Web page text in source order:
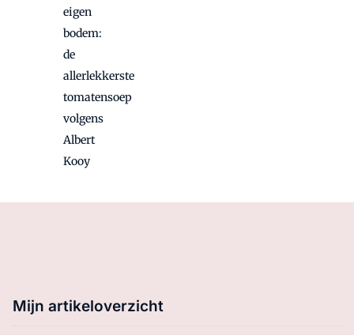
eigen
bodem:
de
allerlekkerste
tomatensoep
volgens
Albert
Kooy
Mijn artikeloverzicht